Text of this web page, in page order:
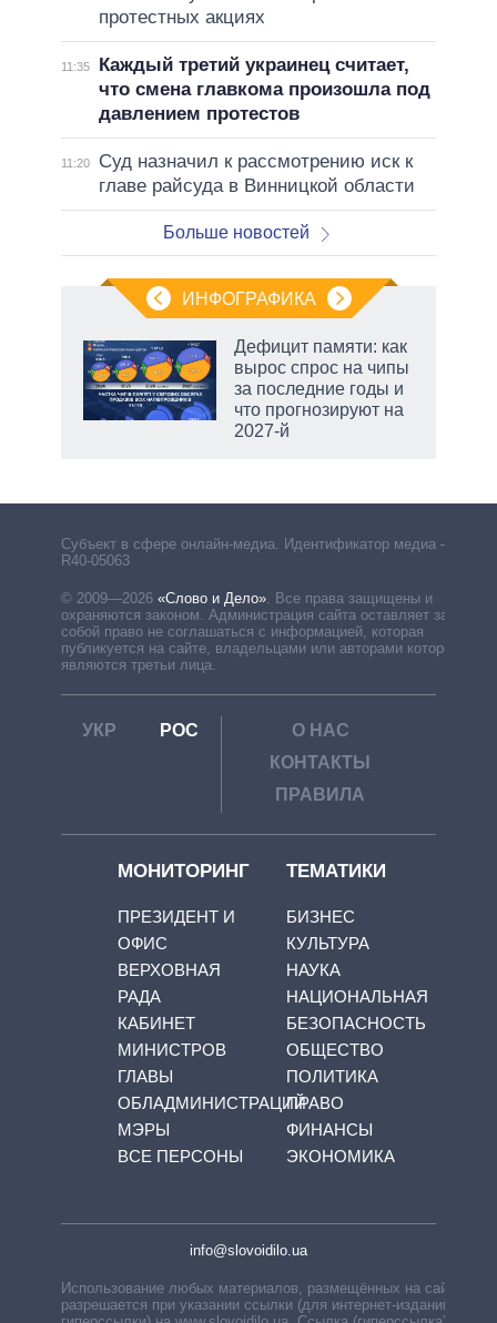
протестных акциях
11:35
Каждый третий украинец считает,
что смена главкома произошла под
давлением протестов
11:20
Суд назначил к рассмотрению иск к
главе райсуда в Винницкой области
Больше новостей
ИНФОГРАФИКА
Дефицит памяти: как
вырос спрос на чипы
за последние годы и
что прогнозируют на
2027-й
Субъект в сфере онлайн-медиа. Идентификатор медиа –
R40-05063
© 2009—2026 «Слово и Дело» Все права защищены и
охраняются законом. Администрация сайта оставляет за
собой право не соглашаться с информацией, которая
публикуется на сайте, владельцами или авторами которой
являются третьи лица.
УКР РОС
О НАС
КОНТАКТЫ
ПРАВИЛА
МОНИТОРИНГ
ПРЕЗИДЕНТ И
ОФИС
ВЕРХОВНАЯ
РАДА
КАБИНЕТ
МИНИСТРОВ
ГЛАВЫ
ОБЛАДМИНИСТРАЦИЙ
МЭРЫ
ВСЕ ПЕРСОНЫ
ТЕМАТИКИ
БИЗНЕС
КУЛЬТУРА
НАУКА
НАЦИОНАЛЬНАЯ
БЕЗОПАСНОСТЬ
ОБЩЕСТВО
ПОЛИТИКА
ПРАВО
ФИНАНСЫ
ЭКОНОМИКА
info@slovoidilo.ua
Использование любых материалов, размещённых на сайте,
разрешается при указании ссылки (для интернет-изданий —